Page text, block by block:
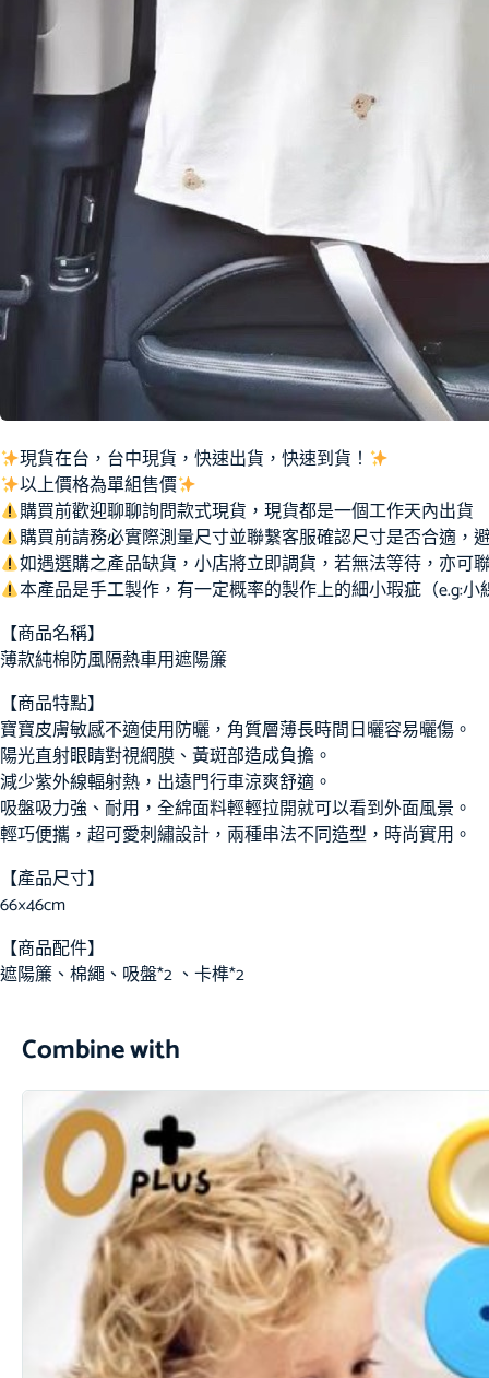
現貨在台，台中現貨，快速出貨，快速到貨！
以上價格為單組售價
購買前歡迎聊聊詢問款式現貨，現貨都是一個工作天內出貨
購買前請務必實際測量尺寸並聯繫客服確認尺寸是否合適，
如遇選購之產品缺貨，小店將立即調貨，若無法等待，亦可
本產品是手工製作，有一定概率的製作上的細小瑕疵（e.g:
【商品名稱】
薄款純棉防風隔熱車用遮陽簾
【商品特點】
寶寶皮膚敏感不適使用防曬，角質層薄長時間日曬容易曬傷。
陽光直射眼睛對視網膜、黃斑部造成負擔。
減少紫外線輻射熱，出遠門行車涼爽舒適。
吸盤吸力強、耐用，全綿面料輕輕拉開就可以看到外面風景。
輕巧便攜，超可愛刺繡設計，兩種串法不同造型，時尚實用。
【產品尺寸】
66×46cm
【商品配件】
遮陽簾、棉繩、吸盤*2 、卡榫*2
Combine with